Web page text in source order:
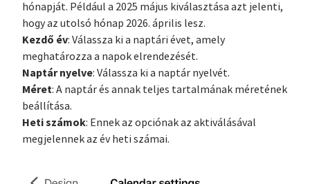
hónapját. Például a 2025 május kiválasztása azt jelenti,
hogy az utolsó hónap 2026. április lesz.
Kezdő év: Válassza ki a naptári évet, amely
meghatározza a napok elrendezését.
Naptár nyelve: Válassza ki a naptár nyelvét.
Méret: A naptár és annak teljes tartalmának méretének
beállítása.
Heti számok: Ennek az opciónak az aktiválásával
megjelennek az év heti számai.